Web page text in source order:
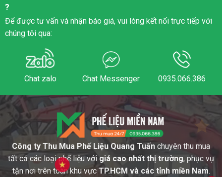
?
Để được tư vấn và nhận báo giá, vui lòng kết nối trực tiếp với
chúng tôi qua:
Chat zalo Chat Messenger 0935.066.386
Công ty Thu Mua Phế Liệu Quang Tuấn chuyên thu mua
tất cả các loại phế liệu vớigiá cao nhất thị trường, phục vụ
tận nơi trên toàn khu vực TP.HCM và các tỉnh miền Nam.